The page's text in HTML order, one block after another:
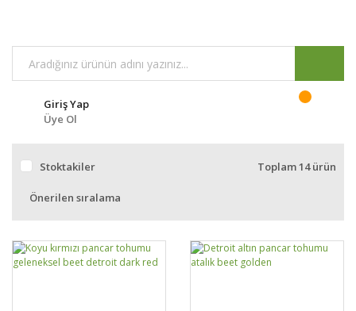
Giriş Yap
Üye Ol
Stoktakiler Toplam 14 ürün